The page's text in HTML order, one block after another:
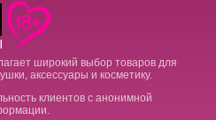
широкий выбор товаров для
аксессуары и косметику.
клиентов с анонимной